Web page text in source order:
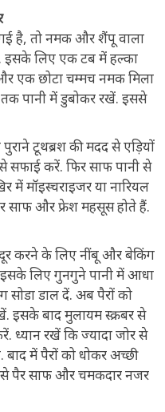
गई है, तो नमक और शैंपू वाला
इसके लिए एक टब में हल्का
एक छोटा चम्मच नमक मिला
पानी में डुबोकर रखें. इससे
टूथब्रश की मदद से एड़ियों
करें. फिर साफ पानी से
मॉइस्चराइजर या नारियल
साफ और फ्रेश महसूस होते हैं.
दूर करने के लिए नींबू और बेकिंग
इसके लिए गुनगुने पानी में आधा
सोडा डाल दें. अब पैरों को
इसके बाद मुलायम स्क्रबर से
ध्यान रखें कि ज्यादा जोर से
में पैरों को धोकर अच्छी
पैर साफ और चमकदार नजर